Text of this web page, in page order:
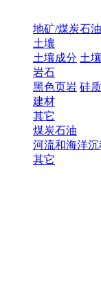
地矿/煤炭石
土壤
土壤成分 土
岩石
黑色页岩 硅
建材
其它
煤炭石油
河流和海洋沉
其它